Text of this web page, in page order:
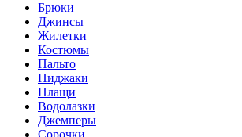
Брюки
Джинсы
Жилетки
Костюмы
Пальто
Пиджаки
Плащи
Водолазки
Джемперы
Сорочки